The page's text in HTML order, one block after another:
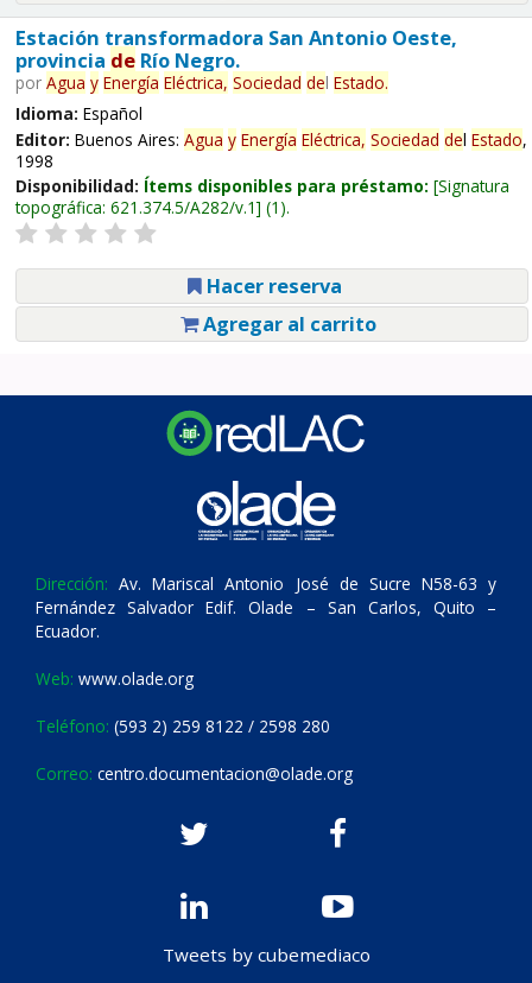
Estación transformadora San Antonio Oeste,
provincia deRío Negro.
por Agua y Energía Eléctrica, Sociedad del Estado.
Idioma: Español
Editor: Buenos Aires: Agua y Energía Eléctrica, Sociedad del Estado,
1998
Disponibilidad: Ítems disponibles para préstamo: Signatura
topográfica: 621.374.5/A282/v.1 (1).
Hacer reserva
Agregar al carrito
Dirección: Av. Mariscal Antonio José de Sucre N58-63 y
Fernández Salvador Edif. Olade – San Carlos, Quito –
Ecuador.
Web: www.olade.org
Teléfono: (593 2) 259 8122 / 2598 280
Correo: centro.documentacion@olade.org
Tweets by cubemediaco